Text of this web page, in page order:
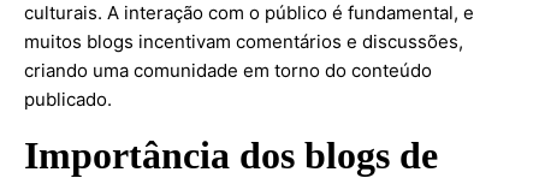
culturais. A interação com o público é fundamental, e
muitos blogs incentivam comentários e discussões,
criando uma comunidade em torno do conteúdo
publicado.
Importância dos blogs de